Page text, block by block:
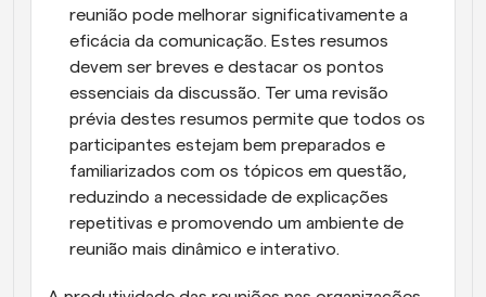
reunião pode melhorar significativamente a
eficácia da comunicação. Estes resumos
devem ser breves e destacar os pontos
essenciais da discussão. Ter uma revisão
prévia destes resumos permite que todos os
participantes estejam bem preparados e
familiarizados com os tópicos em questão,
reduzindo a necessidade de explicações
repetitivas e promovendo um ambiente de
reunião mais dinâmico e interativo.